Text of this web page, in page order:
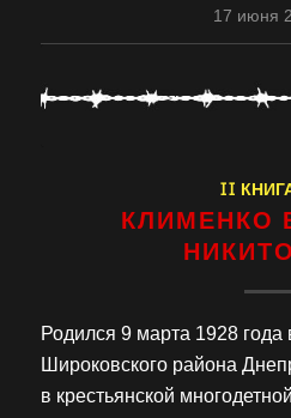
17 июня
II
КЛИМЕНКО
Родился 9 марта 1928 года
Широковского района
в крестьянской